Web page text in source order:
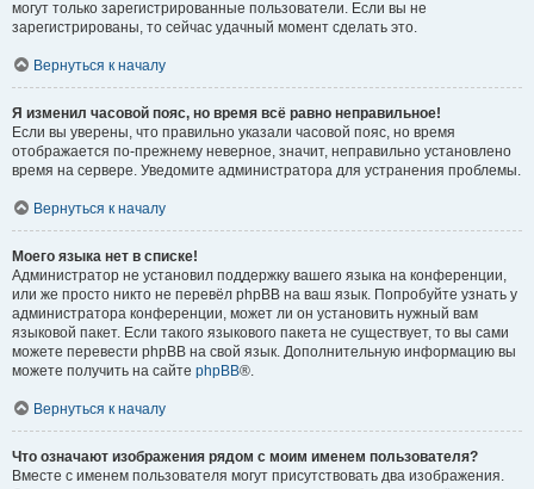
могут только зарегистрированные пользователи. Если вы не
зарегистрированы, то сейчас удачный момент сделать это.
Вернуться к началу
Я изменил часовой пояс, но время всё равно неправильное!
Если вы уверены, что правильно указали часовой пояс, но время
отображается по-прежнему неверное, значит, неправильно установлено
время на сервере. Уведомите администратора для устранения проблемы.
Вернуться к началу
Моего языка нет в списке!
Администратор не установил поддержку вашего языка на конференции,
или же просто никто не перевёл phpBB на ваш язык. Попробуйте узнать у
администратора конференции, может ли он установить нужный вам
языковой пакет. Если такого языкового пакета не существует, то вы сами
можете перевести phpBB на свой язык. Дополнительную информацию вы
можете получить на сайте phpBB®.
Вернуться к началу
Что означают изображения рядом с моим именем пользователя?
Вместе с именем пользователя могут присутствовать два изображения.